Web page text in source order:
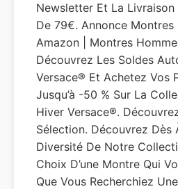
Newsletter Et La
De 79€. Annonce Montres
Amazon | Montres
Découvrez Les Soldes
Versace® Et Achetez Vos
Jusqu’à -50 % Sur La
Hiver Versace®.
Sélection. Découvrez Dès
Diversité De Notre
Choix D’une Montre Qui
Que Vous Recherchiez